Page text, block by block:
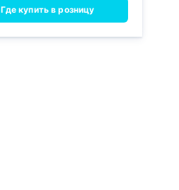
Где купить в розницу